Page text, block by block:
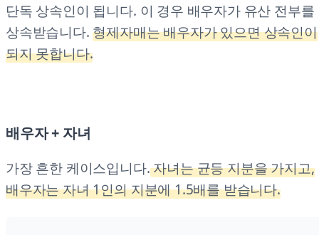
단독 상속인이 됩니다. 이 경우 배우자가 유산 전부를
상속받습니다.형제자매는 배우자가 있으면 상속인이
되지 못합니다.
배우자 + 자녀
가장 흔한 케이스입니다.자녀는 균등 지분을 가지고,
배우자는 자녀 1인의 지분에 1.5배를 받습니다.